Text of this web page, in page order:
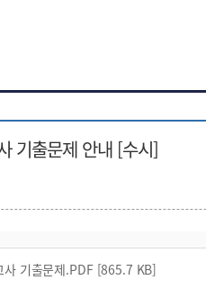
기출문제 안내 [수시]
사 기출문제.PDF [865.7 KB]